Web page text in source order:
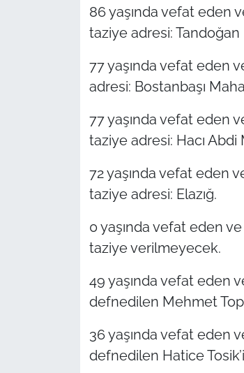
86 yaşında vefat eden
taziye adresi:
77 yaşında vefat eden
adresi: Bostanbaşı
77 yaşında vefat eden
taziye adresi: Hacı
72 yaşında vefat eden
taziye adresi: Elazığ.
0 yaşında vefat eden
taziye verilmeyecek.
49 yaşında vefat eden
defnedilen Mehmet
36 yaşında vefat eden
defnedilen Hatice